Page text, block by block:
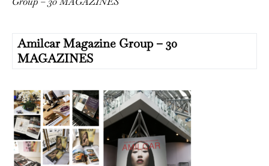
Amilcar Magazine Group – 30
MAGAZINES